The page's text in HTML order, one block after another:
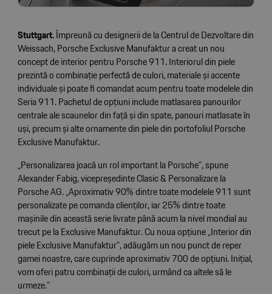
Stuttgart.Împreună cu designerii de la Centrul de Dezvoltare din
Weissach, Porsche Exclusive Manufaktur a creat un nou
concept de interior pentru Porsche 911. Interiorul din piele
prezintă o combinație perfectă de culori, materiale și accente
individuale și poate fi comandat acum pentru toate modelele din
Seria 911. Pachetul de opțiuni include matlasarea panourilor
centrale ale scaunelor din față și din spate, panouri matlasate în
uși, precum și alte ornamente din piele din portofoliul Porsche
Exclusive Manufaktur.
„Personalizarea joacă un rol important la Porsche”, spune
Alexander Fabig, vicepreședinte Clasic & Personalizare la
Porsche AG. „Aproximativ 90% dintre toate modelele 911 sunt
personalizate pe comanda clienților, iar 25% dintre toate
mașinile din această serie livrate până acum la nivel mondial au
trecut pe la Exclusive Manufaktur. Cu noua opțiune „Interior din
piele Exclusive Manufaktur”, adăugăm un nou punct de reper
gamei noastre, care cuprinde aproximativ 700 de opțiuni. Inițial,
vom oferi patru combinații de culori, urmând ca altele să le
urmeze.”